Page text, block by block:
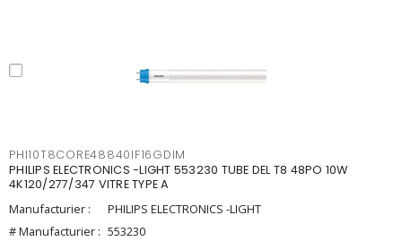
PHI10T8CORE48840IF16GDIM
PHILIPS ELECTRONICS -LIGHT 553230 TUBE DEL T8 48PO 10W
4K120/277/347 VITRE TYPE A
Manufacturier :
PHILIPS ELECTRONICS -LIGHT
# Manufacturier : 553230